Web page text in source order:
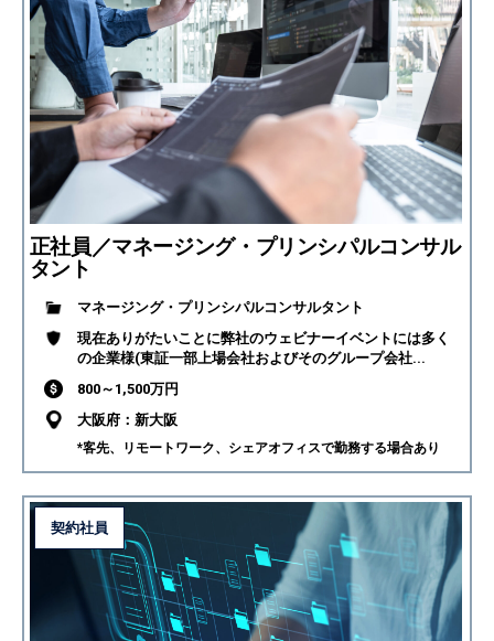
正社員／マネージング・プリンシパルコンサル
タント
マネージング・プリンシパルコンサルタント
現在ありがたいことに弊社のウェビナーイベントには多く
の企業様(東証一部上場会社およびそのグループ会社...
800～1,500万円
大阪府：新大阪
*客先、リモートワーク、シェアオフィスで勤務する場合あり
契約社員